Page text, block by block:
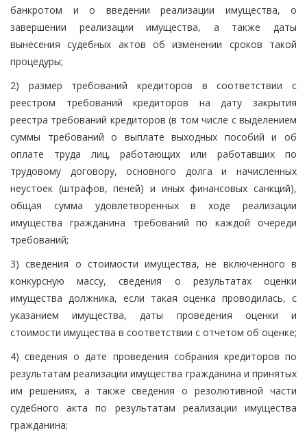
банкротом и о введении реализации имущества, о
завершении реализации имущества, а также даты
вынесения судебных актов об изменении сроков такой
процедуры;
2) размер требований кредиторов в соответствии с
реестром требований кредиторов на дату закрытия
реестра требований кредиторов (в том числе с выделением
суммы требований о выплате выходных пособий и об
оплате труда лиц, работающих или работавших по
трудовому договору, основного долга и начисленных
неустоек (штрафов, пеней) и иных финансовых санкций),
общая сумма удовлетворенных в ходе реализации
имущества гражданина требований по каждой очереди
требований;
3) сведения о стоимости имущества, не включенного в
конкурсную массу, сведения о результатах оценки
имущества должника, если такая оценка проводилась, с
указанием имущества, даты проведения оценки и
стоимости имущества в соответствии с отчетом об оценке;
4) сведения о дате проведения собрания кредиторов по
результатам реализации имущества гражданина и принятых
им решениях, а также сведения о резолютивной части
судебного акта по результатам реализации имущества
гражданина;